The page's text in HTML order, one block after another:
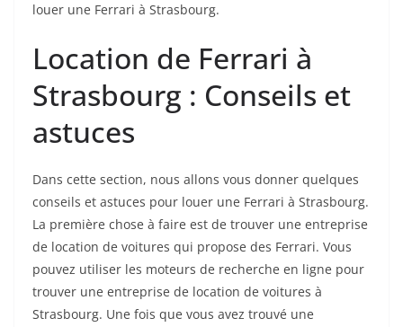
louer une Ferrari à Strasbourg.
Location de Ferrari à
Strasbourg : Conseils et
astuces
Dans cette section, nous allons vous donner quelques
conseils et astuces pour louer une Ferrari à Strasbourg.
La première chose à faire est de trouver une entreprise
de location de voitures qui propose des Ferrari. Vous
pouvez utiliser les moteurs de recherche en ligne pour
trouver une entreprise de location de voitures à
Strasbourg. Une fois que vous avez trouvé une